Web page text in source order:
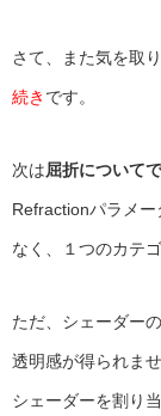
さて、また気を取
続き です。
次は屈折について
Refractionパラメ
なく、１つのカテ
ただ、シェーダー
透明感が得られませ
シェーダーを割り